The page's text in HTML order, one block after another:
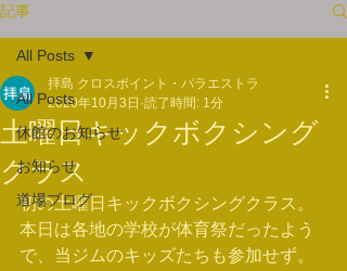
記事
All Posts
休館のお知らせ
お知らせ
道場ブログ
All Posts
土曜日キックボクシング
クラス
拝島 クロスポイント・パラエストラ
2020年10月3日 読了時間: 1分
初の土曜日キックボクシングクラス。
本日は各地の学校が体育祭だったよう
で、当ジムのキッズたちも参加せず。